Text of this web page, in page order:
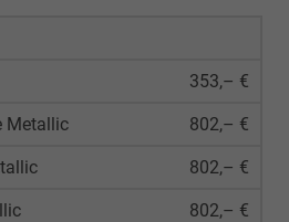
353,– €
Metallic 802,– €
802,– €
802,– €